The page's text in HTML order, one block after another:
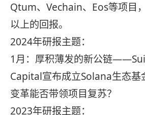
Qtum、Vechain、Eos等项目
以上的回报。
2024年研报主题：
1月：厚积薄发的新公链
Capital宣布成立Solana生态
变革能否带领项目复苏？
2023年研报主题：